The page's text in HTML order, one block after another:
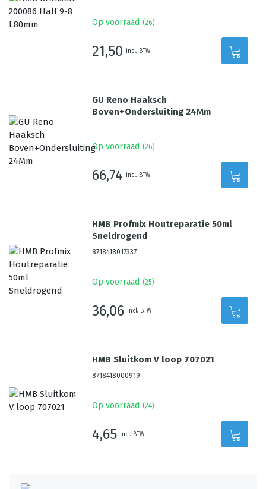
Op voorraad (26)
21,50 incl. BTW
GU Reno Haaksch
Boven+Ondersluiting 24Mm
Op voorraad (26)
66,74 incl. BTW
HMB Profmix Houtreparatie 50ml
Sneldrogend
8718418017337
Op voorraad (25)
36,06 incl. BTW
HMB Sluitkom V loop 707021
8718418000919
Op voorraad (24)
4,65 incl. BTW